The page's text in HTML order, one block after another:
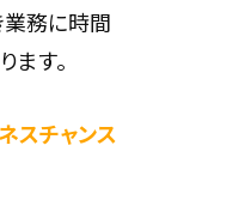
務に時間
ます。
スチャンス